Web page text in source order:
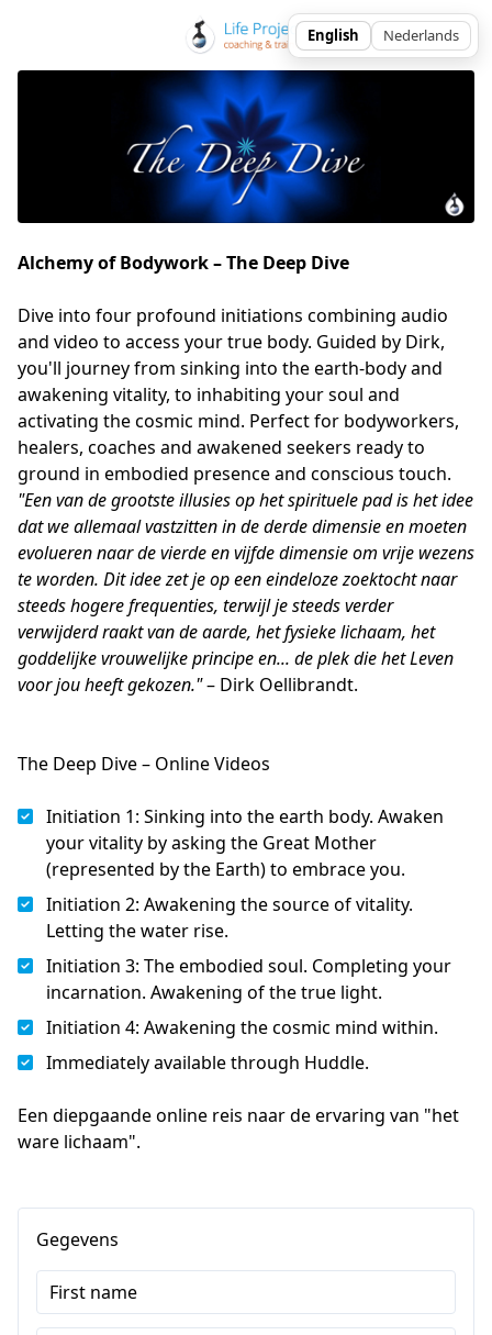
Alchemy of Bodywork – The Deep Dive
Dive into four profound initiations combining audio
and video to access your true body. Guided by Dirk,
you'll journey from sinking into the earth-body and
awakening vitality, to inhabiting your soul and
activating the cosmic mind. Perfect for bodyworkers,
healers, coaches and awakened seekers ready to
ground in embodied presence and conscious touch.
"Een van de grootste illusies op het spirituele pad is het idee
dat we allemaal vastzitten in de derde dimensie en moeten
evolueren naar de vierde en vijfde dimensie om vrije wezens
te worden. Dit idee zet je op een eindeloze zoektocht naar
steeds hogere frequenties, terwijl je steeds verder
verwijderd raakt van de aarde, het fysieke lichaam, het
goddelijke vrouwelijke principe en... de plek die het Leven
voor jou heeft gekozen." – Dirk Oellibrandt.
The Deep Dive – Online Videos
Initiation 1: Sinking into the earth body. Awaken
your vitality by asking the Great Mother
(represented by the Earth) to embrace you.
Initiation 2: Awakening the source of vitality.
Letting the water rise.
Initiation 3: The embodied soul. Completing your
incarnation. Awakening of the true light.
Initiation 4: Awakening the cosmic mind within.
Immediately available through Huddle.
Een diepgaande online reis naar de ervaring van "het
ware lichaam".
Gegevens
First name